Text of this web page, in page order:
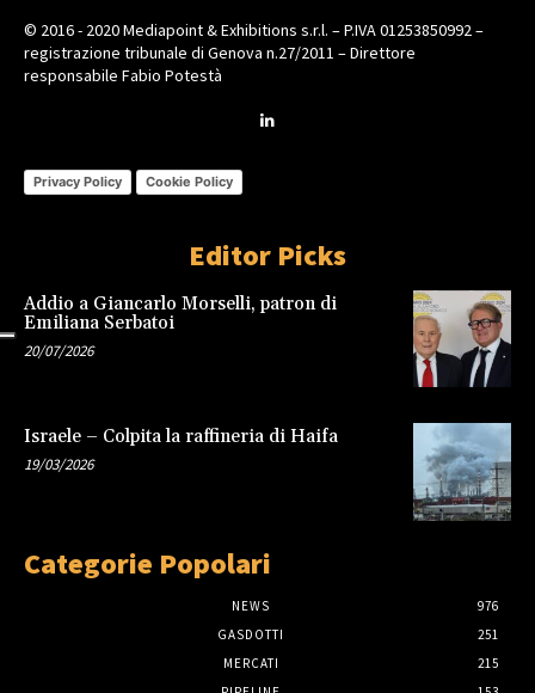
© 2016 - 2020 Mediapoint & Exhibitions s.r.l. – P.IVA 01253850992 –
registrazione tribunale di Genova n.27/2011 – Direttore
responsabile Fabio Potestà
Privacy Policy Cookie Policy
Editor Picks
Addio a Giancarlo Morselli, patron di
Emiliana Serbatoi
20/07/2026
Israele – Colpita la raffineria di Haifa
19/03/2026
Categorie Popolari
NEWS
976
GASDOTTI
251
MERCATI
215